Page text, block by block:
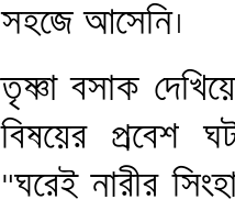
সহজে আসেনি।
তৃষ্ণা বসাক
বিষয়ের প্রবেশ
"ঘরেই নারীর